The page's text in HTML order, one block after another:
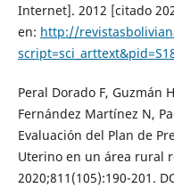
Internet]. 2012 [citado
en: http://
Peral Dorado F, Guzmán
Fernández Martínez N,
Evaluación del Plan de
Uterino en un área rural
2020;811(105):190-201.